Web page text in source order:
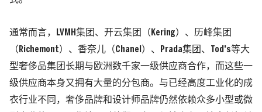
通常而言， LVMH 集团、开云集团 （Kering） 、历峰集团
（Richemont） 、香奈儿 （Chanel） 、Prada集团、 Tod's等大
型奢侈品集团长期与欧洲数千家一级供应商合作，而这些一
级供应商本身又拥有大量的分包商。与已经高度工业化的成
衣行业不同，奢侈品牌和设计师品牌仍然依赖众多小型或微